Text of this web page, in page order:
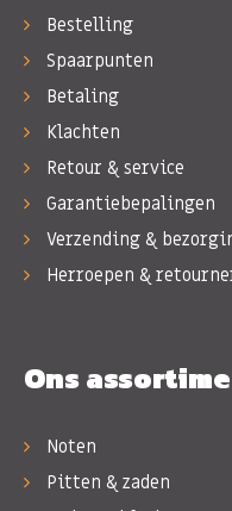
Bestelling
Spaarpunten
Betaling
Klachten
Retour & service
Garantiebepalingen
Verzending &
Herroepen &
Ons
Noten
Pitten & zaden